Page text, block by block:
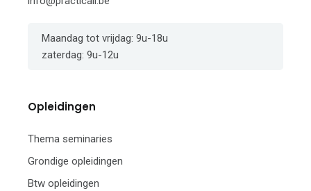
Opleidingen
Thema seminaries
Grondige opleidingen
Btw opleidingen
Maandag tot vrijdag: 9u-18u
zaterdag: 9u-12u